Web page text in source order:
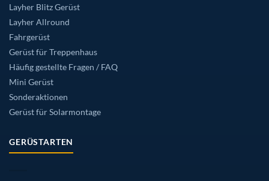
Layher Blitz Gerüst
Layher Allround
Fahrgerüst
Gerüst für Treppenhaus
Häufig gestellte Fragen / FAQ
Mini Gerüst
Sonderaktionen
Gerüst für Solarmontage
GERÜSTARTEN